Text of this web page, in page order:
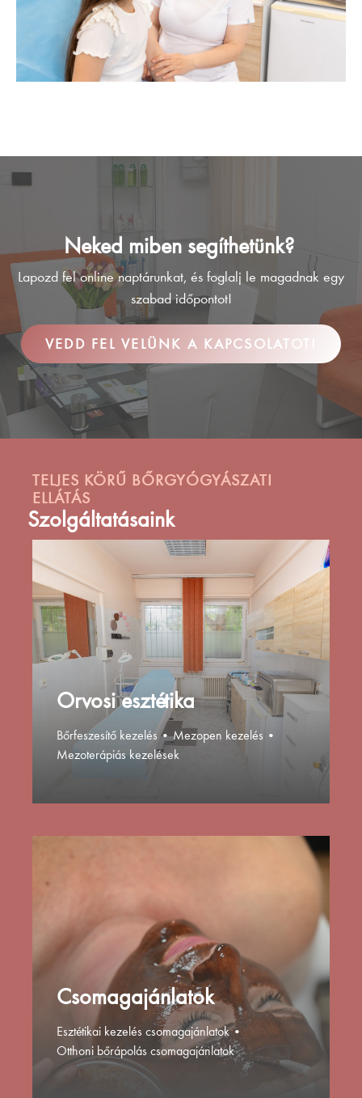
Neked miben segíthetünk?
Lapozd fel online naptárunkat, és foglalj le magadnak egy
szabad időpontot!
VEDD FEL VELÜNK A KAPCSOLATOT!
TELJES KÖRŰ BŐRGYÓGYÁSZATI
ELLÁTÁS
Szolgáltatásaink
Orvosi esztétika
Bőrfeszesítő kezelés •Mezopen kezelés •
Mezoterápiás kezelések
Csomagajánlatok
Esztétikai kezelés csomagajánlatok•
Otthoni bőrápolás csomagajánlatok